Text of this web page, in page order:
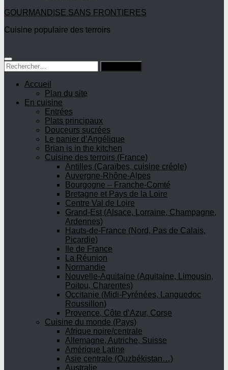
GOURMANDISE SANS FRONTIERES
Cuisine populaire des terroirs
Rechercher :
Accueil
Plan du site
En cuisine
Entrées
Plats principaux
Douceurs sucrées
Le panier d’Angélique
Brian is in the kitchen
Cuisine des terroirs (France)
Antilles (Caraïbes, cuisine créole)
Auvergne-Rhône-Alpes
Bourgogne – Franche-Comté
Bretagne et Pays de la Loire
Centre Val de Loire
Grand-Est (Alsace, Lorraine, Champagne,
Ardennes)
Hauts-de-France (Nord, Pas de Calais,
Picardie)
Ile de France
La Réunion
Normandie
Nouvelle-Aquitaine (Aquitaine, Limousin,
Poitou, Charentes)
Occitanie (Midi-Pyrénées, Languedoc
Roussillon)
Provence, Côte d’Azur, Corse
Cuisine du monde (Pays)
Afrique noire/centrale
Allemagne, Autriche, Suisse
Amérique Latine
Asie centrale (Ouzbékistan…)
Australie